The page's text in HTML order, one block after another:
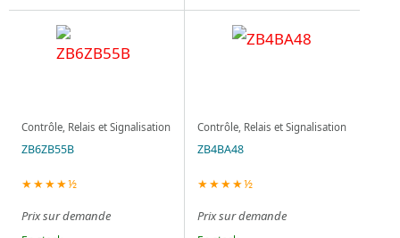
Contrôle, Relais et Signalisation
ZB6ZB55B
★★★★½
Prix sur demande
Contrôle, Relais et Signalisation
ZB4BA48
★★★★½
Prix sur demande